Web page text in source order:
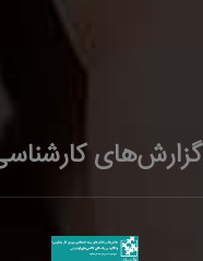
گزارش‌های